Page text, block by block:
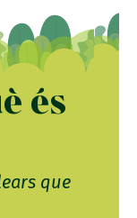
és
que